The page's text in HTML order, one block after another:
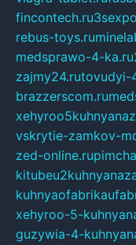
fincontech.ru
rebus-toys.ru
medsprawo-4-ka.ru
zajmy24.rutovudyi-
brazzerscom.ru
vskrytie-zamkov-
zed-online.ru
xehyroo-5-
guzywia-4-